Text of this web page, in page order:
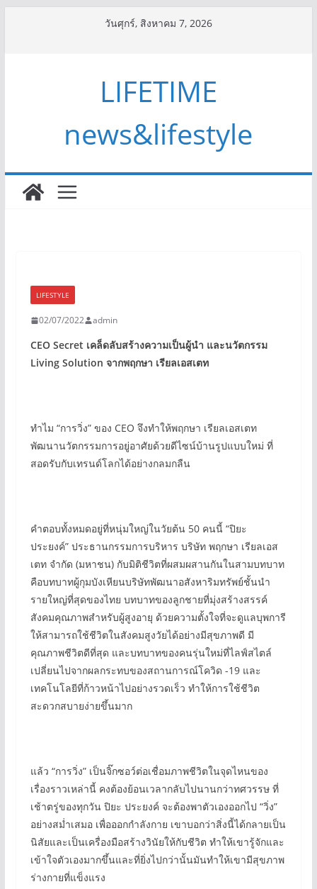
วันศุกร์, สิงหาคม 7, 2026
LIFETIME
news&lifestyle
LIFESTYLE
02/07/2022 admin
CEO Secret เคล็ดลับสร้างความเป็นผู้นำ และนวัตกรรม
Living Solution จากพฤกษา เรียลเอสเตท
ทำไม “การวิ่ง” ของ CEO จึงทำให้พฤกษา เรียลเอสเตท
พัฒนานวัตกรรมการอยู่อาศัยด้วยดีไซน์บ้านรูปแบบใหม่ ที่
สอดรับกับเทรนด์โลกได้อย่างกลมกลืน
คำตอบทั้งหมดอยู่ที่หนุ่มใหญ่ในวัยต้น 50 คนนี้ “ปิยะ
ประยงค์” ประธานกรรมการบริหาร บริษัท พฤกษา เรียลเอส
เตท จำกัด (มหาชน) กับมิติชีวิตที่ผสมผสานกันในสามบทบาท
คือบทบาทผู้กุมบังเหียนบริษัทพัฒนาอสังหาริมทรัพย์ชั้นนำ
รายใหญ่ที่สุดของไทย บทบาทของลูกชายที่มุ่งสร้างสรรค์
สังคมคุณภาพสำหรับผู้สูงอายุ ด้วยความตั้งใจที่จะดูแลบุพการี
ให้สามารถใช้ชีวิตในสังคมสูงวัยได้อย่างมีสุขภาพดี มี
คุณภาพชีวิตดีที่สุด และบทบาทของคนรุ่นใหม่ที่ไลฟ์สไตล์
เปลี่ยนไปจากผลกระทบของสถานการณ์โควิด -19 และ
เทคโนโลยีที่ก้าวหน้าไปอย่างรวดเร็ว ทำให้การใช้ชีวิต
สะดวกสบายง่ายขึ้นมาก
แล้ว “การวิ่ง” เป็นจิ๊กซอว์ต่อเชื่อมภาพชีวิตในจุดไหนของ
เรื่องราวเหล่านี้ คงต้องย้อนเวลากลับไปนานกว่าทศวรรษ ที่
เช้าตรู่ของทุกวัน ปิยะ ประยงค์ จะต้องพาตัวเองออกไป “วิ่ง”
อย่างสม่ำเสมอ เพื่อออกกำลังกาย เขาบอกว่าสิ่งนี้ได้กลายเป็น
นิสัยและเป็นเครื่องมือสร้างวินัยให้กับชีวิต ทำให้เขารู้จักและ
เข้าใจตัวเองมากขึ้นและที่ยิ่งไปกว่านั้นมันทำให้เขามีสุขภาพ
ร่างกายที่แข็งแรง